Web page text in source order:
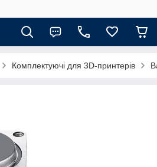
Комплектуючі для 3D-принтерів